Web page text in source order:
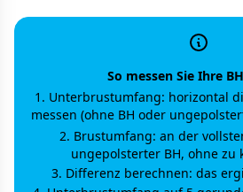
So messen Sie Ihre
Unterbrustumfang: horizontal
messen (ohne BH oder
Brustumfang: an der
ungepolsterter BH, ohne zu
Differenz berechnen: das